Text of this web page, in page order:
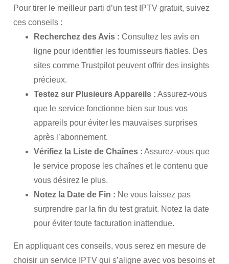
Pour tirer le meilleur parti d’un test IPTV gratuit, suivez
ces conseils :
Recherchez des Avis : Consultez les avis en
ligne pour identifier les fournisseurs fiables. Des
sites commeTrustpilotpeuvent offrir des insights
précieux.
Testez sur Plusieurs Appareils : Assurez-vous
que le service fonctionne bien sur tous vos
appareils pour éviter les mauvaises surprises
après l’abonnement.
Vérifiez la Liste de Chaînes : Assurez-vous que
le service propose les chaînes et le contenu que
vous désirez le plus.
Notez la Date de Fin : Ne vous laissez pas
surprendre par la fin du test gratuit. Notez la date
pour éviter toute facturation inattendue.
En appliquant ces conseils, vous serez en mesure de
choisir un service IPTV qui s’aligne avec vos besoins et